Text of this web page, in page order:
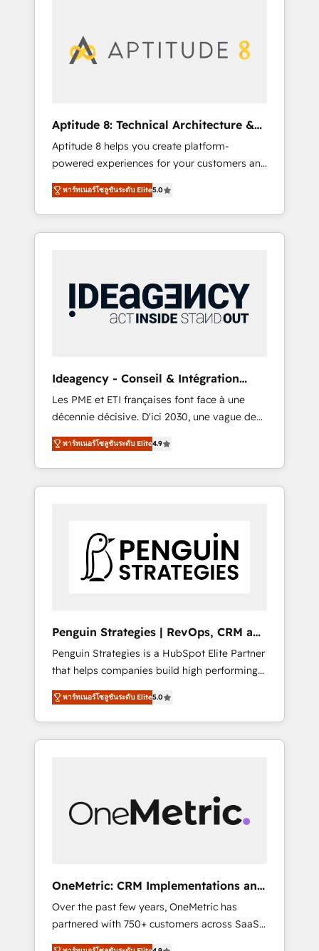
digitale et des startups florissantes. Nos 3
grandes expertises sont : ➤ L’intégration de
synchronisation API, audit et maintenance) ➤
La création de sites internet de conversion
qui transforment les visiteurs en
opportunités d'affaires ➤ La mise en place
de stratégies d'acquisition marketing (SEO,
SEA, inbound, automatisation marketing,
ABM, IA, emailing) Informations clés : - 10 ans
certifications HubSpot cumulées
Aptitude 8: Technical Architecture &
Deployment
Aptitude 8 helps you create platform-
powered experiences for your customers and
teams. We build multi-hub solutions and
orchestrate operations across your entire
tech stack. Aptitude 8 is trusted by top
brands such as Lenovo, Bluetooth,
Association, Randstad, Uber Freight, and
HubSpot itself. We have the largest technical
consulting team of any HubSpot partner and
extensibility. When you work with Aptitude 8,
you get a team – not an individual – with
embedded consulting, strategy,
development, and project management. We
have 100% US-based, FTE team members.
We offer project-based and managed
services engagements that include new
extensibility, custom development, and
ongoing RevOps support.
พาร์ทเนอร์โซลูชันระดับ Elite5.0
Ideagency - Conseil & Intégration
HubSpot
Les PME et ETI françaises font face à une
décennie décisive. D'ici 2030, une vague de
consolidation va recomposer le marché.
Seules survivront les entreprises qui auront
réussi leur transformation. Le problème ?
58% des dirigeants savent que l'IA est vitale
leurs données. C'est le paradoxe français :
conscience totale, action nulle. La solution
s'appelle l'Entreprise Augmentée. Ce n'est pas
Pas pour remplacer l'humain, mais pour
l'augmenter. Chez Ideagency, nous
accompagnons cette transformation. D'abord
les fondations : des données unifiées, des
processus alignés. Ensuite l'augmentation :
l'IA là où elle crée de la valeur. Et surtout :
l'humain qui reste au centre. Parce que la
พาร์ทเนอร์โซลูชันระดับ Elite4.9
Penguin Strategies | RevOps, CRM and
AI
Penguin Strategies is a HubSpot Elite Partner
that helps companies build high performing
revenue operations across complex sales
cycles, multi system environments and global
SaaS or manufacturing teams. Trusted by
leading enterprises and fast growing scale
architecture 🔗 CRM migrations & End to end
integrations 🤖 AI workflows & enrichment 📘
rely on for scalable revenue insights.
พาร์ทเนอร์โซลูชันระดับ Elite5.0
OneMetric: CRM Implementations and
GTM engineering
Over the past few years, OneMetric has
partnered with 750+ customers across SaaS,
fintech, healthcare, real estate, and other